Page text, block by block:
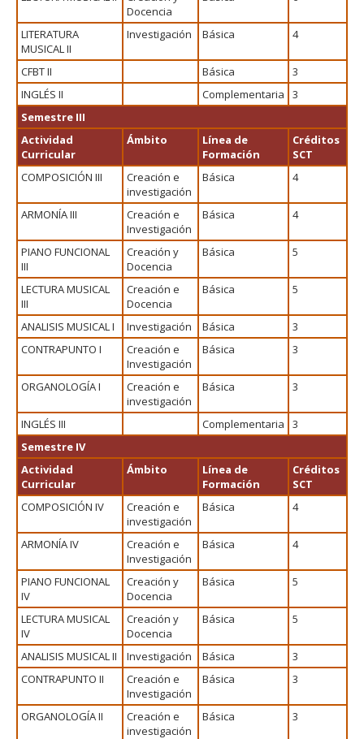
Docencia
LITERATURA
MUSICAL II
Investigación Básica 4
CFBT II Básica
3
INGLÉS II
Complementaria
3
Semestre III
Actividad
Curricular
Ámbito
Línea de
Formación
Créditos
SCT
COMPOSICIÓN III
Creación e
investigación
Básica 4
ARMONÍA III
Creación e
Investigación
Básica 4
PIANO FUNCIONAL
III
Creación y
Docencia
Básica 5
LECTURA MUSICAL
III
Creación e
Docencia
Básica 5
ANALISIS MUSICAL I Investigación Básica
3
CONTRAPUNTO I
Creación e
Investigación
Básica 3
ORGANOLOGÍA I
Creación e
investigación
Básica 3
INGLÉS III Complementaria
3
Semestre IV
Actividad
Curricular
Ámbito
Línea de
Formación
Créditos
SCT
COMPOSICIÓN IV
Creación e
investigación
Básica 4
ARMONÍA IV
Creación e
Investigación
Básica 4
PIANO FUNCIONAL
IV
Creación y
Docencia
Básica 5
LECTURA MUSICAL
IV
Creación y
Docencia
Básica 5
ANALISIS MUSICAL II Investigación Básica
3
CONTRAPUNTO II
Creación e
Investigación
Básica 3
ORGANOLOGÍA II
Creación e
investigación
Básica 3